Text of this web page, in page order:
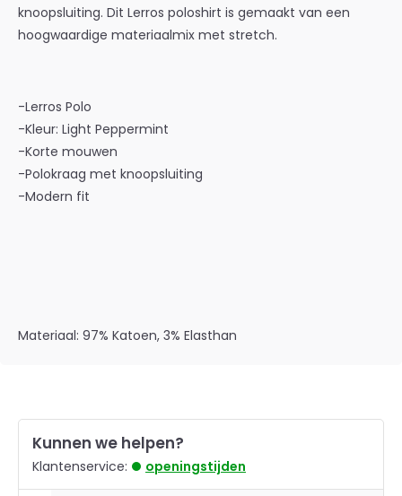
knoopsluiting. Dit Lerros poloshirt is gemaakt van een
hoogwaardige materiaalmix met stretch.
-Lerros Polo
-Kleur: Light Peppermint
-Korte mouwen
-Polokraag met knoopsluiting
-Modern fit
Materiaal: 97% Katoen, 3% Elasthan
Kunnen we helpen?
Klantenservice: openingstijden